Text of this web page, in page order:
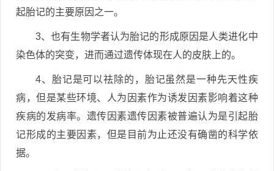
起胎记的主要原因之一。
3、也有生物学者认为胎记的形成原因是人类进化中
染色体的突变，进而通过遗传体现在人的皮肤上的。
4、胎记是可以祛除的，胎记虽然是一种先天性疾
病，但是某些环境、人为因素作为诱发因素影响着这种
疾病的发病率。遗传因素遗传因素被普遍认为是引起胎
记形成的主要因素，但是目前为止还没有确凿的科学依
据。